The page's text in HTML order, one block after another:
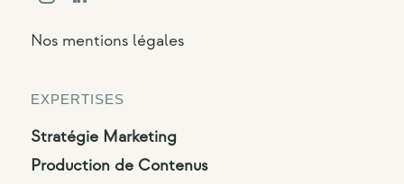
Nos mentions légales
EXPERTISES
Stratégie Marketing
Production de Contenus